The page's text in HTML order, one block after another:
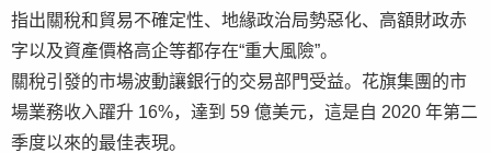
指出關稅和貿易不確定性、地緣政治局勢惡化、高額財政赤
字以及資產價格高企等都存在“重大風險”。
關稅引發的市場波動讓銀行的交易部門受益。花旗集團的市
場業務收入躍升 16%，達到 59 億美元，這是自 2020 年第二
季度以來的最佳表現。